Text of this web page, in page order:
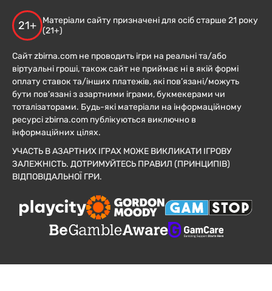
21+
Матеріали сайту призначені для осіб старше 21 року
(21+)
Сайт zbirna.com не проводить ігри на реальні та/або
віртуальні гроші, також сайт не приймає ні в якій формі
оплату ставок та/інших платежів, які пов’язані/можуть
бути пов’язані з азартними іграми, букмекерами чи
тоталізаторами. Будь-які матеріали на інформаційному
ресурсі zbirna.com публікуються виключно в
інформаційних цілях.
УЧАСТЬ В АЗАРТНИХ ІГРАХ МОЖЕ ВИКЛИКАТИ ІГРОВУ
ЗАЛЕЖНІСТЬ. ДОТРИМУЙТЕСЬ ПРАВИЛ (ПРИНЦИПІВ)
ВІДПОВІДАЛЬНОЇ ГРИ.